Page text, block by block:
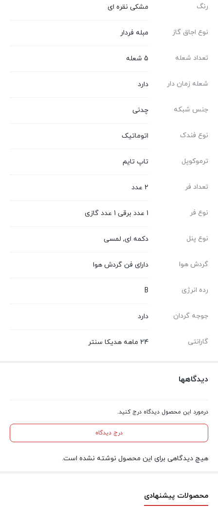
رنگ مشکی نقره ای
نوع اجاق گاز مبله فردار
تعداد شعله 5 شعله
شعله زمان دار دارد
جنس شبکه چدنی
نوع فندک اتوماتیک
ترموکوپل تاپ تایم
تعداد فر 2 عدد
نوع فر 1 عدد برقی 1 عدد گازی
نوع پنل دکمه ای, لمسی
گردش هوا دارای فن گردش هوا
رده انرژی B
جوجه گردان دارد
گارانتی 24 ماهه هدیکا سنتر
دیدگاهها
درمورد این محصول دیدگاه درج کنید.
درج دیدگاه
هیچ دیدگاهی برای این محصول نوشته نشده است.
محصولات پیشنهادی